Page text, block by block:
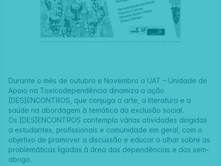
Durante o mês de outubro e Novembro a UAT – Unidade de
Apoio na Toxicodependência dinamiza a ação
[DES]ENCONTROS, que conjuga a arte, a literatura e a
saúde na abordagem à temática da exclusão social.
Os [DES]ENCONTROS contempla várias atividades dirigidas
a estudantes, profissionais e comunidade em geral, com o
objetivo de promover a discussão e educar o olhar sobre as
problemáticas ligadas à área das dependências e dos sem-
abrigo.